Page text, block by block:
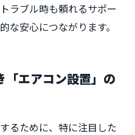
ラブル時も頼れるサポー
な安心につながります。
「エアコン設置」の
るために、特に注目した